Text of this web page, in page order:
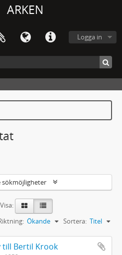
ARKEN
Logga in
sökmöjligheter
Visa:
Sortera: Titel
Ökande
till Bertil Krook